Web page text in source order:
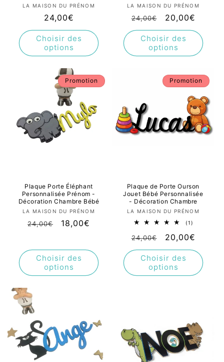
Fournisseur :
LA MAISON DU PRÉNOM
Prix
habituel
24,00€
Choisir des
options
Fournisseur :
LA MAISON DU PRÉNOM
Prix
habituel
24,00€
Prix
promotionnel
20,00€
Choisir des
options
Promotion
Plaque Porte Éléphant
Personnalisée Prénom -
Décoration Chambre Bébé
Fournisseur :
LA MAISON DU PRÉNOM
Prix
24,00€
Prix
18,00€
Choisir des
options
Promotion
Plaque de Porte Ourson
Jouet Bébé Personnalisée
- Décoration Chambre
Fournisseur :
LA MAISON DU PRÉNOM
(1)
des
Prix
habituel
24,00€
Prix
promotionnel
20,00€
Choisir des
options